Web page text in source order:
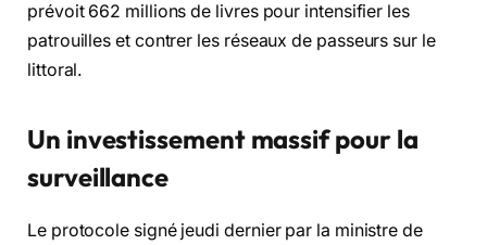
prévoit 662 millions de livres pour intensifier les
patrouilles et contrer les réseaux de passeurs sur le
littoral.
Un investissement massif pour la
surveillance
Le protocole signé jeudi dernier par la ministre de